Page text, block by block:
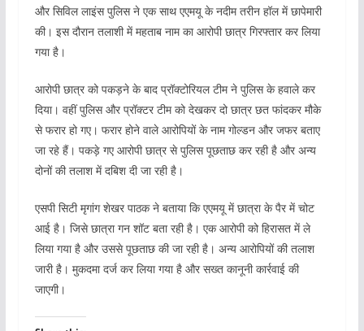
और सिविल लाइंस पुलिस ने एक साथ एएमयू के नदीम तरीन हॉल में छापेमारी
की। इस दौरान तलाशी में महताब नाम का आरोपी छात्र गिरफ्तार कर लिया
गया है।
आरोपी छात्र को पकड़ने के बाद प्रॉक्टोरियल टीम ने पुलिस के हवाले कर
दिया। वहीं पुलिस और प्रॉक्टर टीम को देखकर दो छात्र छत फांदकर मौके
से फरार हो गए। फरार होने वाले आरोपियों के नाम गोल्डन और जफर बताए
जा रहे हैं। पकड़े गए आरोपी छात्र से पुलिस पूछताछ कर रही है और अन्य
दोनों की तलाश में दबिश दी जा रही है।
एसपी सिटी मृगांग शेखर पाठक ने बताया कि एएमयू में छात्रा के पैर में चोट
आई है। जिसे छात्रा गन शॉट बता रही है। एक आरोपी को हिरासत में ले
लिया गया है और उससे पूछताछ की जा रही है। अन्य आरोपियों की तलाश
जारी है। मुकदमा दर्ज कर लिया गया है और सख्त कानूनी कार्रवाई की
जाएगी।